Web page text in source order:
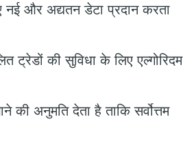
नई और अद्यतन डेटा प्रदान करता
ट्रेडों की सुविधा के लिए एल्गोरिदम
की अनुमति देता है ताकि सर्वोत्तम